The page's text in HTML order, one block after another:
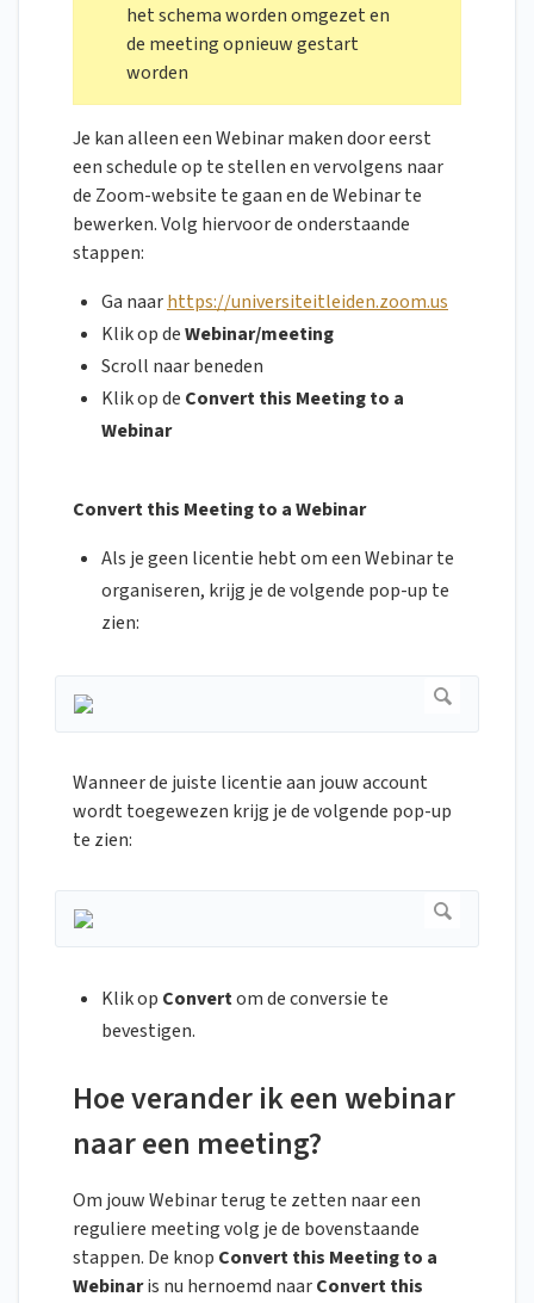
het schema worden omgezet en
de meeting opnieuw gestart
worden
Je kan alleen een Webinar maken door eerst
een schedule op te stellen en vervolgens naar
de Zoom-website te gaan en de Webinar te
bewerken. Volg hiervoor de onderstaande
stappen:
Ga naarhttps://universiteitleiden.zoom.us
Klik op deWebinar/meeting
Scroll naar beneden
Klik op de Convert this Meeting to a
Webinar
Convert this Meeting to a Webinar
Als je geen licentie hebt om een Webinar te
organiseren, krijg je de volgende pop-up te
zien:
Wanneer de juiste licentie aan jouw account
wordt toegewezen krijg je de volgende pop-up
te zien:
Klik op Convertom de conversie te
bevestigen.
Hoe verander ik een webinar
naar een meeting?
Om jouw Webinar terug te zetten naar een
reguliere meeting volg je de bovenstaande
stappen. De knop Convert this Meeting to a
Webinaris nu hernoemd naarConvert this